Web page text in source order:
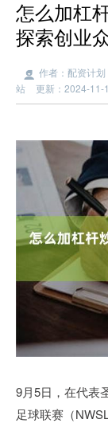
怎么加杠
探索创业
作者：配资计划
站
更新：2024-11-
9月5日，在代表
足球联赛（